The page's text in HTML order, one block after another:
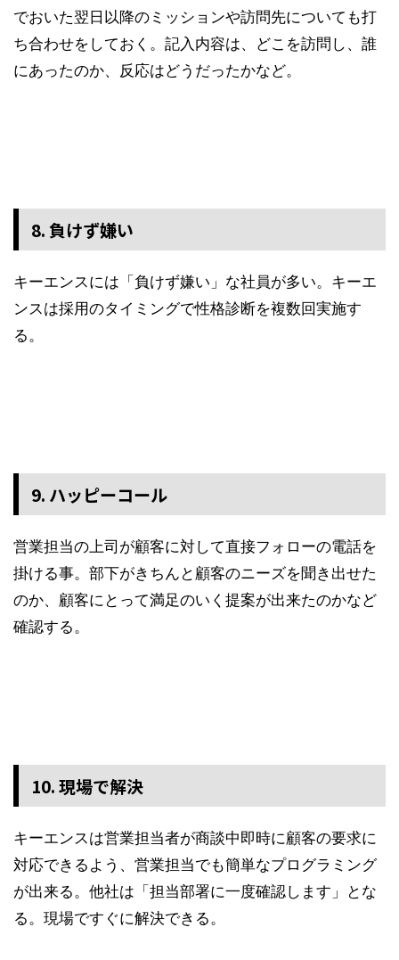
でおいた翌日以降のミッションや訪問先についても打
ち合わせをしておく。記入内容は、どこを訪問し、誰
にあったのか、反応はどうだったかなど。
8. 負けず嫌い
キーエンスには「負けず嫌い」な社員が多い。キーエ
ンスは採用のタイミングで性格診断を複数回実施す
る。
9. ハッピーコール
営業担当の上司が顧客に対して直接フォローの電話を
掛ける事。部下がきちんと顧客のニーズを聞き出せた
のか、顧客にとって満足のいく提案が出来たのかなど
確認する。
10. 現場で解決
キーエンスは営業担当者が商談中即時に顧客の要求に
対応できるよう、営業担当でも簡単なプログラミング
が出来る。他社は「担当部署に一度確認します」とな
る。現場ですぐに解決できる。